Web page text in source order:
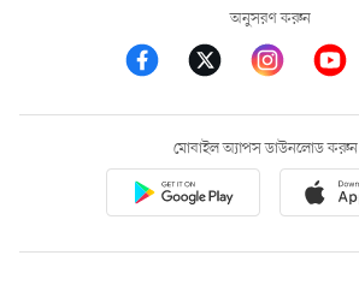
অনুসরণ করুন
মোবাইল অ্যাপস ডাউনলোড করুন